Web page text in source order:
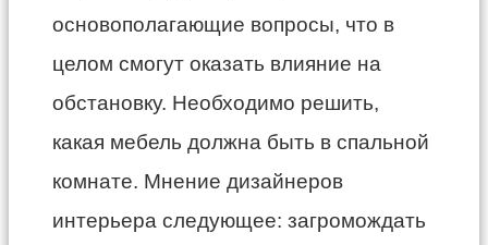
основополагающие вопросы, что в
целом смогут оказать влияние на
обстановку. Необходимо решить,
какая мебель должна быть в спальной
комнате. Мнение дизайнеров
интерьера следующее: загромождать